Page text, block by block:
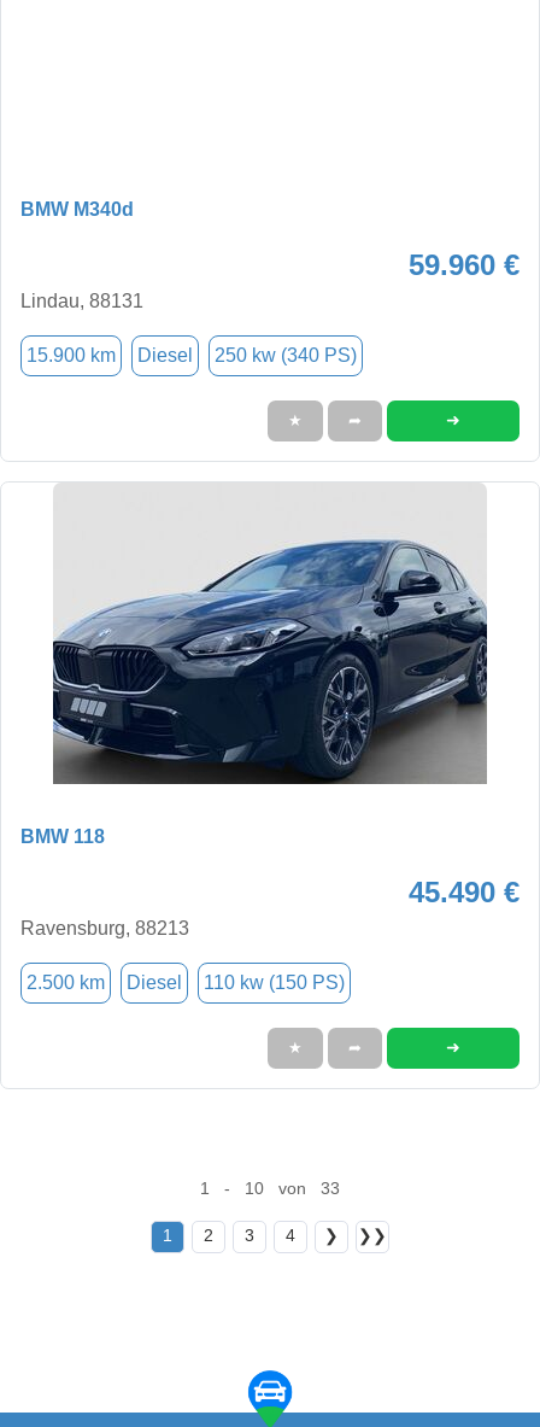
BMW M340d
59.960 €
Lindau, 88131
15.900 km Diesel 250 kw (340 PS)
★ ➦ ➜
BMW 118
45.490 €
Ravensburg, 88213
2.500 km Diesel 110 kw (150 PS)
★ ➦ ➜
1 - 10 von 33
1 2 3 4 ❯ ❯❯